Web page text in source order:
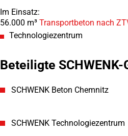
Im Einsatz:
56.000 m³ Transportbeton nach
Technologiezentrum
Beteiligte
SCHWENK Beton Chemnitz
SCHWENK Technologiezentrum